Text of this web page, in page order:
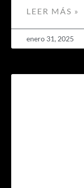
LEER MÁS »
enero 31, 2025